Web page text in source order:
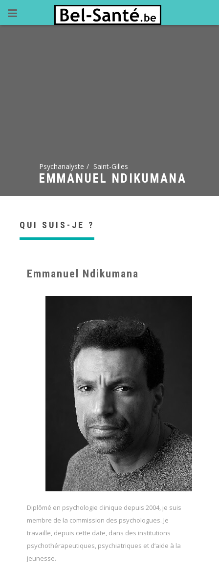
Psychanalyste Saint-Gilles
EMMANUEL NDIKUMANA
QUI SUIS-JE ?
Emmanuel Ndikumana
Diplômé en psychologie clinique depuis 2004, je suis
membre de la commission des psychologues. Je
travaille, depuis cette date, dans des institutions
psychothérapeutiques, psychiatriques et d’aide à la
jeunesse.